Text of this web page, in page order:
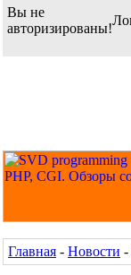
Вы не
авторизированы!
Главная - Новости -